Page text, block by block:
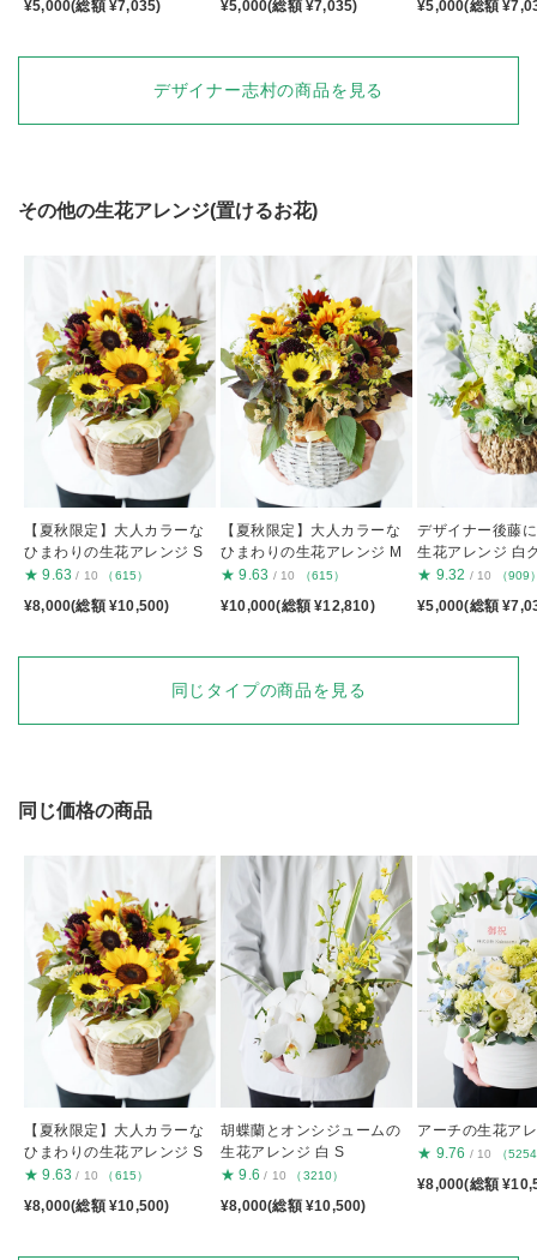
¥5,000(総額 ¥7,035) ¥5,000(総額 ¥7,035) ¥5,000(総額
デザイナー志村の商品を見る
その他の生花アレンジ(置けるお花)
【夏秋限定】大人カラーな
ひまわりの生花アレンジ S
★ 9.63 / 10 （615）
¥8,000(総額 ¥10,500)
【夏秋限定】大人カラーな
ひまわりの生花アレンジ M
★ 9.63 / 10 （615）
¥10,000(総額 ¥12,810)
デザイナー後藤
生花アレンジ 白
S
★ 9.32 / 10 （909
¥5,000(総額
同じタイプの商品を見る
同じ価格の商品
【夏秋限定】大人カラーな
ひまわりの生花アレンジ S
★ 9.63 / 10 （615）
¥8,000(総額 ¥10,500)
胡蝶蘭とオンシジュームの
生花アレンジ 白 S
★ 9.6 / 10 （3210）
¥8,000(総額 ¥10,500)
アーチの生花ア
★ 9.76 / 10 （
¥8,000(総額